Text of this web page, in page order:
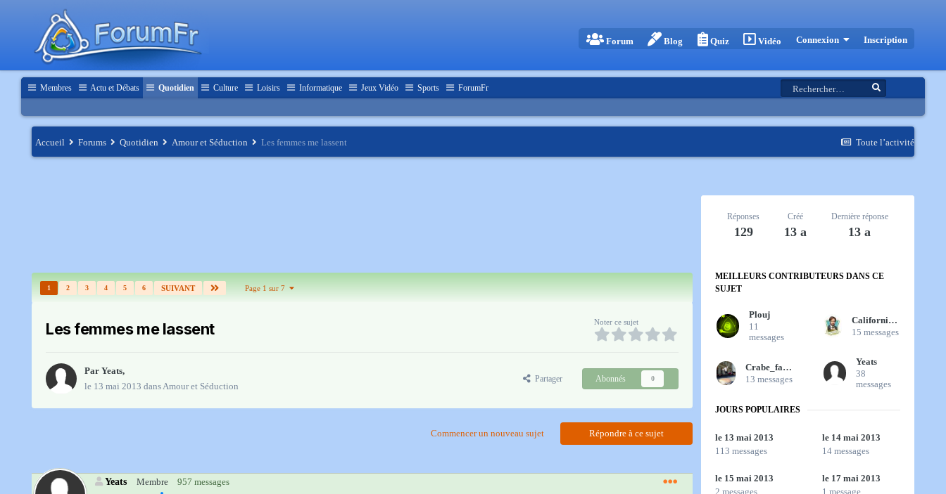
Forum Blog Quiz Vidéo Connexion Inscription
Membres Actu et Débats Quotidien Culture Loisirs Informatique Jeux Vidéo Sports ForumFr
Toute l’activité
Accueil Forums Quotidien Amour et Séduction Les femmes me lassent
1 2 3 4 5 6 SUIVANT Page 1 sur 7
Les femmes me lassent Noter ce sujet
Par Yeats,
le 13 mai 2013 dansAmour et Séduction
Partager Abonnés 0
Répondre à ce sujet
Commencer un nouveau sujet
Yeats Membre
957 messages
Réponses
129
Créé
13 a
Dernière réponse
13 a
MEILLEURS CONTRIBUTEURS DANS CE
SUJET
Plouj
11
messages
Californication
15 messages
Crabe_fantome
13 messages
Yeats
38
messages
JOURS POPULAIRES
le 13 mai 2013
113 messages
le 14 mai 2013
14 messages
le 15 mai 2013
2 messages
le 17 mai 2013
1 message